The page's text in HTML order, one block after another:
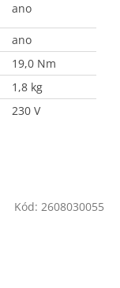
Kód: 2608030055
ano
ano
19,0 Nm
1,8 kg
230 V